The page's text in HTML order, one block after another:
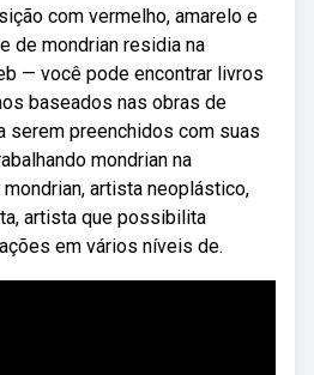
com vermelho, amarelo e
de mondrian residia na
— você pode encontrar livros
baseados nas obras de
serem preenchidos com suas
mondrian na
artista neoplástico,
artista que possibilita
em vários níveis de.